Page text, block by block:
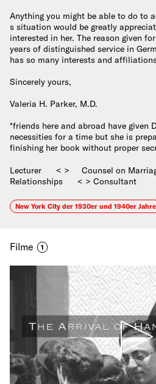
Anything you might be able to do to
s situation would be greatly
interested in her. The reason given
years of distinguished service in
has so many interests and
Sincerely yours,
Valeria H. Parker, M.D.
*friends here and abroad have given
necessities for a time but she is
finishing her book without proper
Lecturer < > Counsel on
Relationships < > Consultant
New York City der 1930er und 1940er Jahre
Filme 1